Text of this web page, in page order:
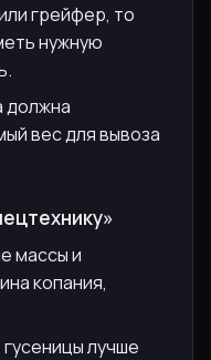
грейфер, то
нужную
должна
вес для вывоза
массы и
копания,
лучше